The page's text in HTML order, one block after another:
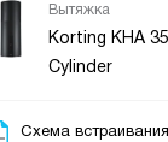
Вытяжка
Korting KHA
Cylinder
Схема встраивания